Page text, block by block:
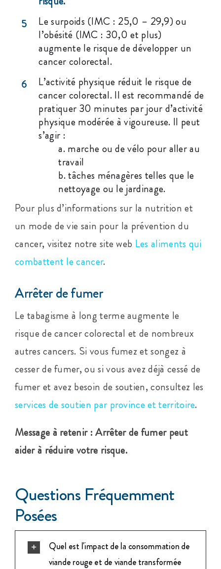
5
Le surpoids (IMC : 25,0 – 29,9) ou
l’obésité (IMC : 30,0 et plus)
augmente le risque de développer un
cancer colorectal.
6
L’activité physique réduit le risque de
cancer colorectal. Il est recommandé de
pratiquer 30 minutes par jour d’activité
physique modérée à vigoureuse. Il peut
s’agir :
a. marche ou de vélo pour aller au
travail
b. tâches ménagères telles que le
nettoyage ou le jardinage.
Pour plus d’informations sur la nutrition et
un mode de vie sain pour la prévention du
cancer, visitez notre site web Les aliments qui
combattent le cancer.
Arrêter de fumer
Le tabagisme à long terme augmente le
risque de cancer colorectal et de nombreux
autres cancers. Si vous fumez et songez à
cesser de fumer, ou si vous avez déjà cessé de
fumer et avez besoin de soutien, consultez les
services de soutien par province et territoire.
Message à retenir : Arrêter de fumer peut
aider à réduire votre risque.
Questions Fréquemment
Posées
Quel est l'impact de la consommation de
viande rouge et de viande transformée